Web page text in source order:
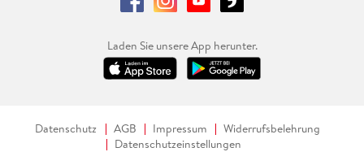
Laden Sie unsere App herunter.
Datenschutz AGB Impressum
Widerrufsbelehrung
Datenschutzeinstellungen